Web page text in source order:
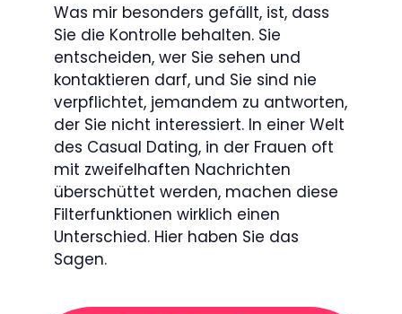
Was mir besonders gefällt, ist, dass
Sie die Kontrolle behalten. Sie
entscheiden, wer Sie sehen und
kontaktieren darf, und Sie sind nie
verpflichtet, jemandem zu antworten,
der Sie nicht interessiert. In einer Welt
des Casual Dating, in der Frauen oft
mit zweifelhaften Nachrichten
überschüttet werden, machen diese
Filterfunktionen wirklich einen
Unterschied. Hier haben Sie das
Sagen.